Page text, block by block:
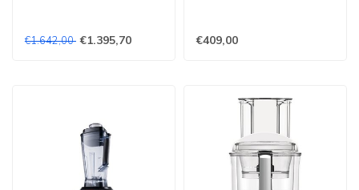
€1.642,00 €1.395,70 €409,00